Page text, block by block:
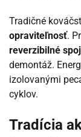
Tradičné
opraviteľnosť.
reverzibilné
demontáž.
izolovanými
cyklov.
Tradícia